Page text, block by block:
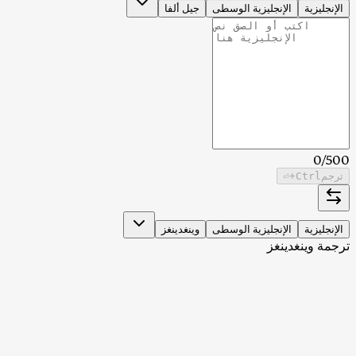
الإنجليزية
الإنجليزية الوسطى جيل ألفا
0/500
ترجم Ctrl
+⏎
الإنجليزية الإنجليزية الوسطى
وينغدينغز
ترجمة وينغدينغز